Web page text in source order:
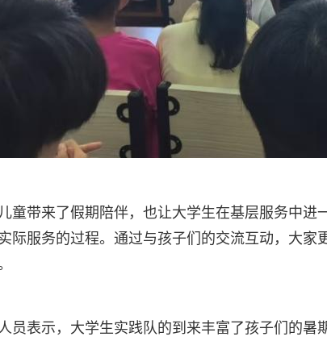
童带来了假期陪伴，也让大学生在基层服务中
际服务的过程。通过与孩子们的交流互动，大
员表示，大学生实践队的到来丰富了孩子们的